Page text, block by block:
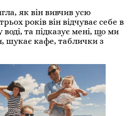
як він вивчив усю
років він відчуває себе в
та підказує мені, що ми
шукає кафе, таблички з